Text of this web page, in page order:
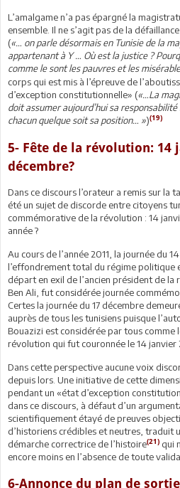
L’amalgame n’a pas épargné la
ensemble. Il ne s’agit pas de la
(«… on parle désormais en Tunisie de la
appartenant à Y … Où est la justice ?
comme le sont les pauvres et les
corps qui est mis à l’épreuve de
d’exception constitutionnelle» («…La
doit assumer aujourd’hui sa
chacun quelque soit sa position… »)(19)
5- Fête de la révolution: 14
décembre?
Dans ce discours l’orateur a remis sur la
été un sujet de discorde entre citoyens
commémorative de la révolution : 14
année ?
Au cours de l’année 2011, la journée du
l’effondrement total du régime politique
départ en exil de l’ancien président de la
Ben Ali, fut considérée journée
Certes la journée du 17 décembre
auprès de tous les tunisiens puisque
Bouazizi est considérée par tous comme
révolution qui fut couronnée le 14 janvier
Dans cette perspective aucune voix
depuis lors. Une initiative de cette
pendant un «état d’exception
dans ce discours, à défaut d’un
scientifiquement étayé de preuves
d’historiens crédibles et neutres, traduit
démarche correctrice de l’histoire(21) qui
encore moins en l’absence de toute
6-Annonce du plan de